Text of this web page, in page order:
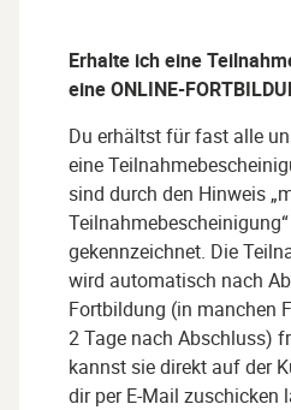
Erhalte ich eine
eine ONLINE-
Du erhältst für fast alle
eine
sind durch den Hinweis
gekennzeichnet. Die
wird automatisch nach
Fortbildung (in manchen
2 Tage nach Abschluss)
kannst sie direkt auf der
dir per E-Mail zuschicken